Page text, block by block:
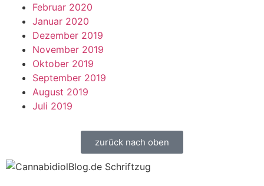
Februar 2020
Januar 2020
Dezember 2019
November 2019
Oktober 2019
September 2019
August 2019
Juli 2019
zurück nach oben